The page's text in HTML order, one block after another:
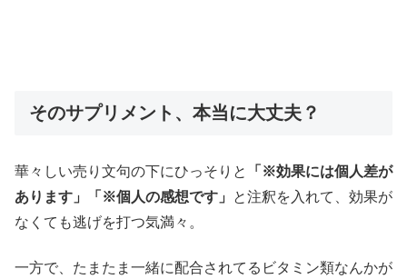
そのサプリメント、本当に大丈夫？
華々しい売り文句の下にひっそりと
「※効果には個人差が
あります」「※個人の感想です」
と注釈を入れて、効果が
なくても逃げを打つ気満々。
一方で、たまたま一緒に配合されてるビタミン類なんかが